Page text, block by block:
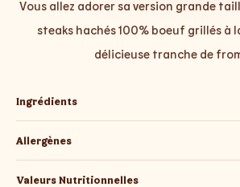
Vous allez adorer sa version grande
steaks hachés 100% boeuf grillés à
délicieuse tranche de
Ingrédients
Allergènes
Valeurs Nutritionnelles